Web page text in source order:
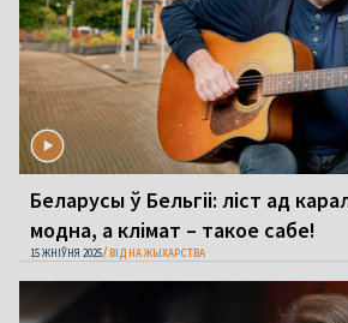
Беларусы ў Бельгіі: ліст ад
модна, а клімат – такое сабе!
15 ЖНІЎНЯ 2025 ВІД НА ЖЫХАРСТВА